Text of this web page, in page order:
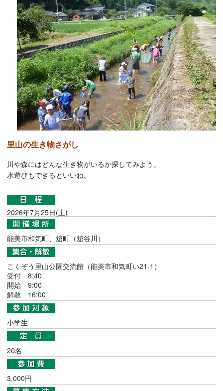
里山の生き物さがし
川や森にはどんな生き物がいるか探してみよう。
水遊びもできるといいね。
2026年7月25日(土)
能美市和気町、舘町（舘谷川）
こくぞう里山公園交流館（能美市和気町い21-1）
受付 8:40
開始 9:00
解散 16:00
小学生
20名
3,000円